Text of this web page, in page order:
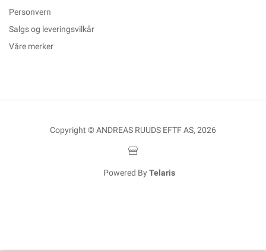
Personvern
Salgs og leveringsvilkår
Våre merker
Copyright © ANDREAS RUUDS EFTF AS, 2026
Powered By Telaris